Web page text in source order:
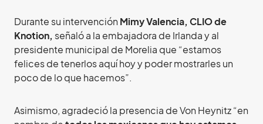
Durante su intervención Mimy Valencia, CLIO de
Knotion, señaló a la embajadora de Irlanda y al
presidente municipal de Morelia que “estamos
felices de tenerlos aquí hoy y poder mostrarles un
poco de lo que hacemos”.
Asimismo, agradeció la presencia de Von Heynitz “en